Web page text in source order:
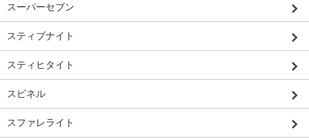
スーパーセブン
スティブナイト
スティヒタイト
スピネル
スファレライト